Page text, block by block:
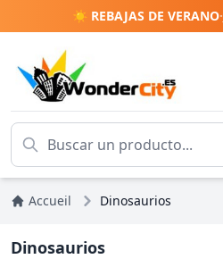
☀️ REBAJAS DE VERANO·
Accueil Dinosaurios
Dinosaurios